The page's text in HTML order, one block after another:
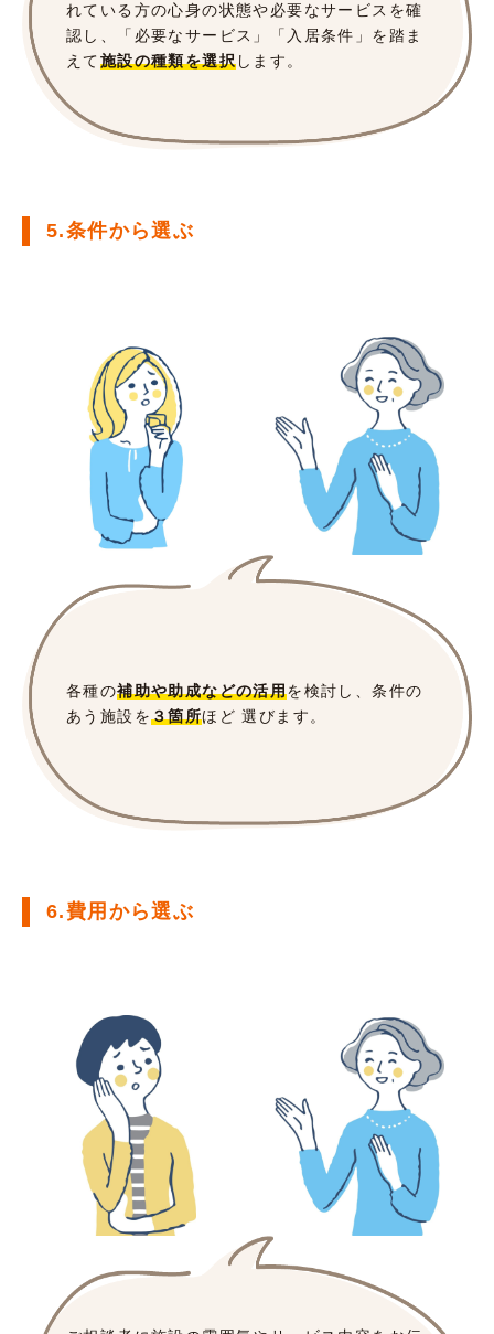
れている方の心身の状態や必要なサービスを確
認し、「必要なサービス」「入居条件」を踏ま
えて施設の種類を選択します。
5.条件から選ぶ
各種の補助や助成などの活用を検討し、条件の
あう施設を３箇所ほど 選びます。
6.費用から選ぶ